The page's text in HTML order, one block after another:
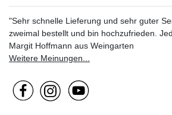
"Sehr schnelle Lieferung und sehr guter
zweimal bestellt und bin hochzufrieden.
Margit Hoffmann aus Weingarten
Weitere Meinungen...